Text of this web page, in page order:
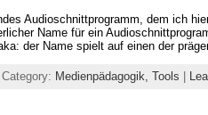
Audioschnittprogramm, dem ich
Name für ein
der Name spielt auf einen der
Category: Medienpädagogik, Tools